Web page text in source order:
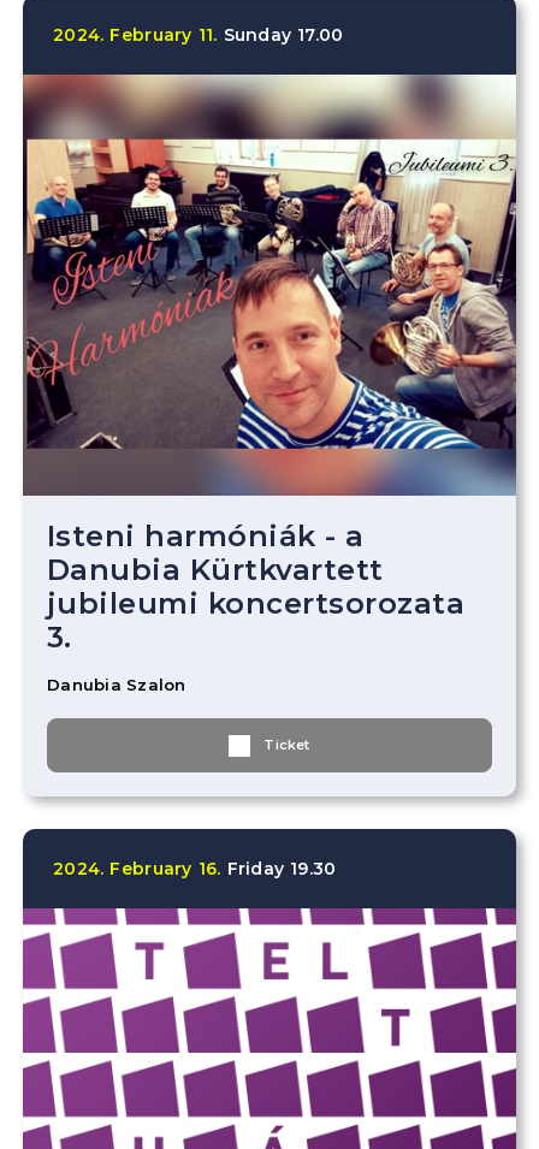
2024. February 11. Sunday 17.00
Isteni harmóniák - a
Danubia Kürtkvartett
jubileumi koncertsorozata
3.
Danubia Szalon
Ticket
2024. February 16. Friday 19.30